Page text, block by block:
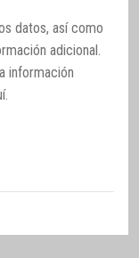
datos, así como
adicional.
información
.